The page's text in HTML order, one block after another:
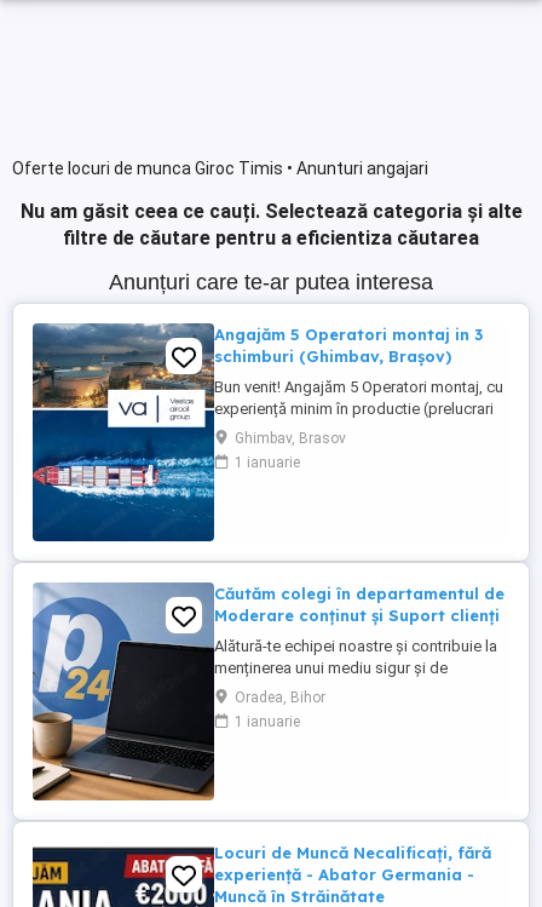
Oferte locuri de munca Giroc Timis • Anunturi angajari
Nu am găsit ceea ce cauți. Selectează categoria și alte
filtre de căutare pentru a eficientiza căutarea
Anunțuri care te-ar putea interesa
Angajăm 5 Operatori montaj in 3
schimburi (Ghimbav, Brașov)
Bun venit! Angajăm 5 Operatori montaj, cu
experiență minim în productie (prelucrari
prin aschiere). Căutăm persoane serioase,
dornice să învețe și să muncească, se va
oferi instruire la locul de muncă. Program:
Ghimbav, Brasov
1 ianuarie
Căutăm colegi în departamentul de
Moderare conținut și Suport clienți
Alătură-te echipei noastre și contribuie la
menținerea unui mediu sigur și de
încredere pe platformele noastre de
anunțuri din România, Germania și
Ungaria. În funcție de experiența și
Oradea, Bihor
1 ianuarie
Locuri de Muncă Necalificați, fără
experiență - Abator Germania -
Muncă în Străinătate